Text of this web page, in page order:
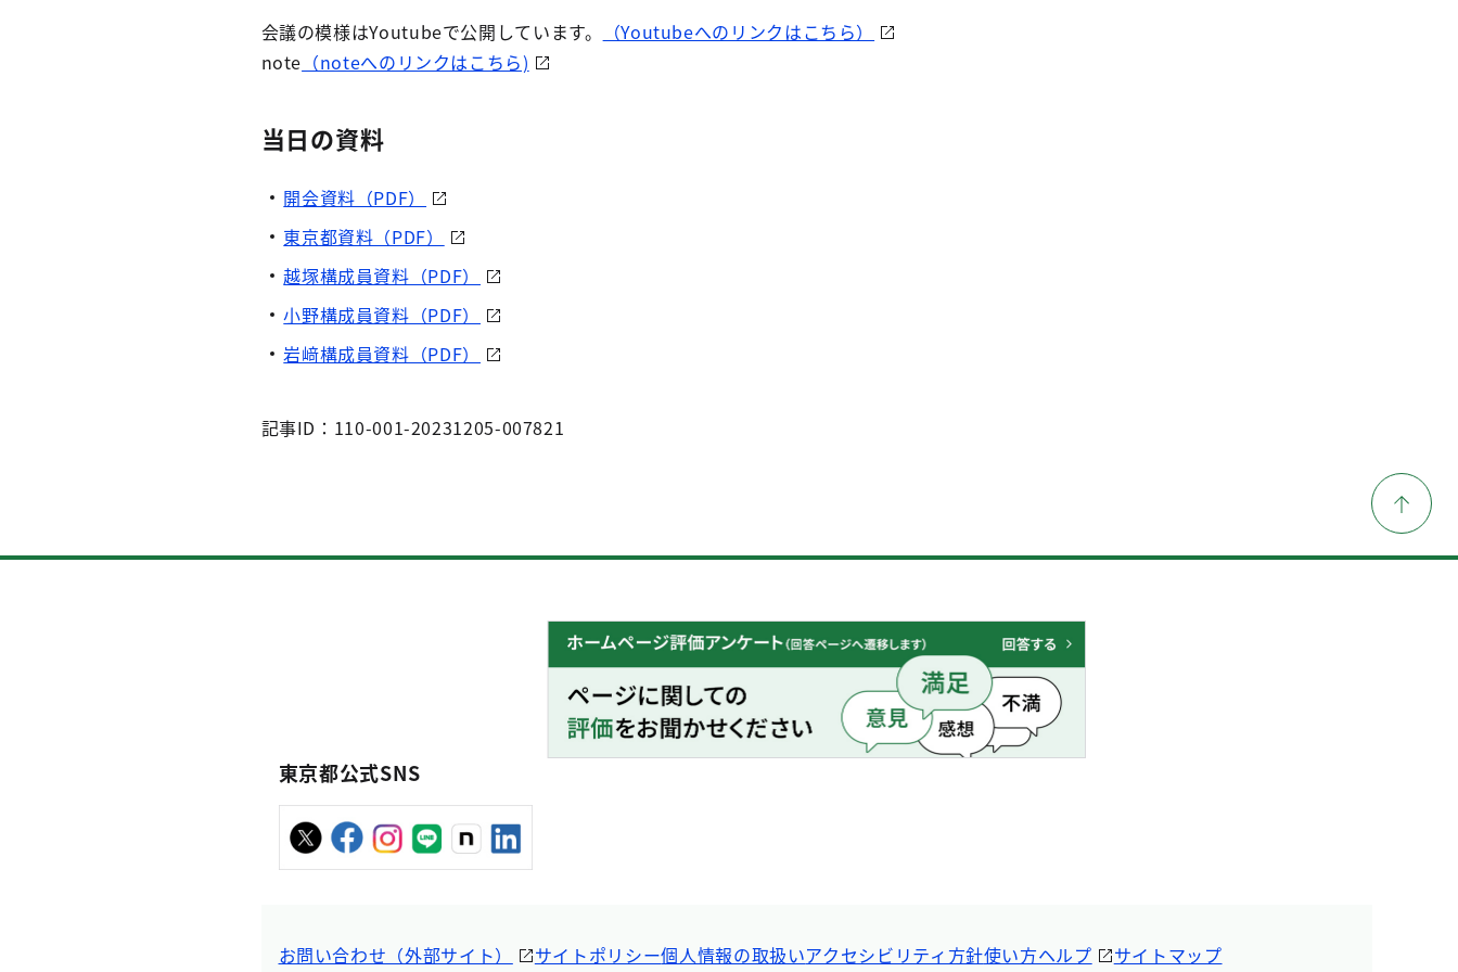
会議の模様はYoutubeで公開しています。
（Youtubeへのリンクはこちら）
note （noteへのリンクはこちら)
当日の資料
開会資料（PDF）
東京都資料（PDF）
越塚構成員資料（PDF）
小野構成員資料（PDF）
岩﨑構成員資料（PDF）
記事ID：110-001-20231205-007821
東京都公式SNS
お問い合わせ（外部サイト） サイトポリシー個人情報の取扱いアクセシビリティ方針使い方ヘルプ サイトマップ